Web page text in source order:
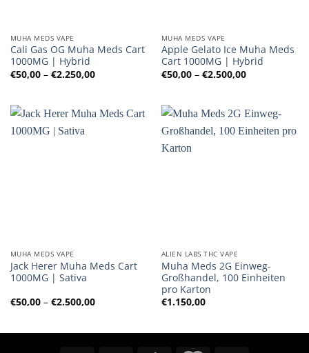
MUHA MEDS VAPE
Cali Gas OG Muha Meds Cart
1000MG | Hybrid
€50,00 – €2.250,00Preisspanne:
€50,00
MUHA MEDS VAPE
Apple Gelato Ice Muha Meds
Cart 1000MG | Hybrid
€50,00 – €2.500,00Preisspanne:
€50,00
MUHA MEDS VAPE
Jack Herer Muha Meds Cart
1000MG | Sativa
€50,00 – €2.500,00Preisspanne:
ALIEN LABS THC VAPE
Muha Meds 2G Einweg-
Großhandel, 100 Einheiten
pro Karton
€1.150,00